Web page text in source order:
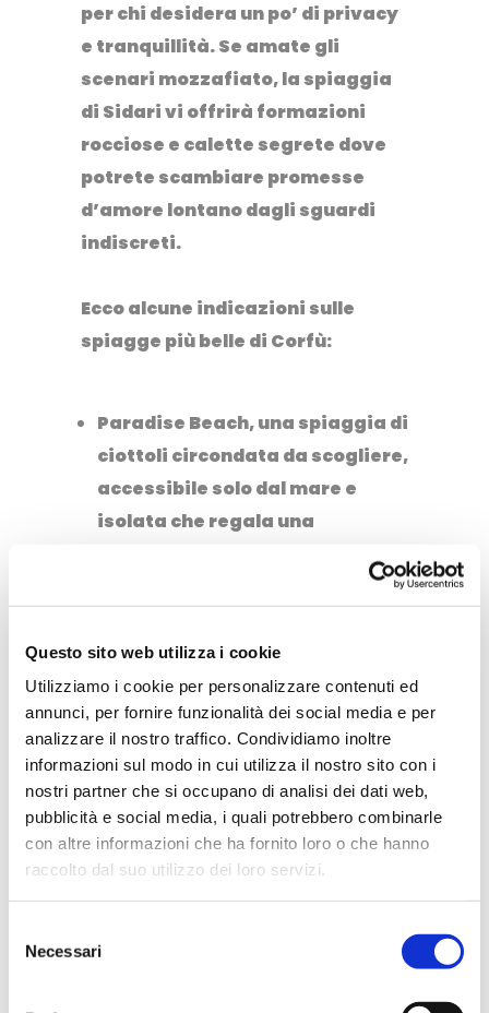
Questo sito web utilizza i cookie
Utilizziamo i cookie per personalizzare contenuti ed
annunci, per fornire funzionalità dei social media e per
analizzare il nostro traffico. Condividiamo inoltre
informazioni sul modo in cui utilizza il nostro sito con i
nostri partner che si occupano di analisi dei dati web,
pubblicità e social media, i quali potrebbero combinarle
con altre informazioni che ha fornito loro o che hanno
raccolto dal suo utilizzo dei loro servizi.
delNecessari
per chi desidera un po’ di privacy
e tranquillità. Se amate gli
scenari mozzafiato, la spiaggia
di Sidarivi offrirà formazioni
rocciose e calette segrete dove
potrete scambiare promesse
d’amore lontano dagli sguardi
indiscreti.
Ecco alcune indicazioni sulle
spiagge più belle di Corfù:
Paradise Beach, una spiaggia di
ciottoli circondata da scogliere,
accessibile solo dal mare e
isolata che regala una
azzurro da togliere il fiato, sei
baie e grotte marine da
esplorare, è ideale per famiglie
e amanti dello snorkelinkg.
Agios Stefanosè una vasta
spiaggia di sabbia dorata con
spazi attrezzati e liberi. Qui si
possono fare lunghe
godere delle comodità dei